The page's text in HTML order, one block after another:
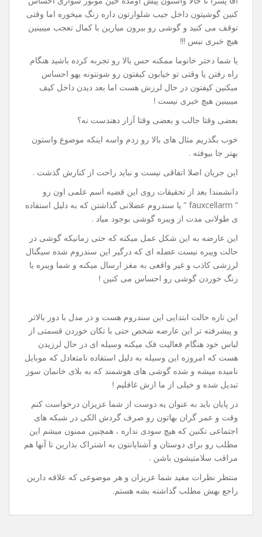
کنین گوشیتون داخل جیب شلوارتون داره زنگ میخوره اما وقتی
توقف می کنید و گوشی رو بیرون میارین با کمال تعجب میبینین
هیچ خبری نیس !!!
یا شما دختر خانوما ممکنه حس بالا رو تجربه کرده باشید هنگام
راه رفتن یا وقتی تو خیابون کیفتون رو شونتونه یهو احساس
میکنین کیفتون در حال لرزش هست اما بعد دیدن داخل کیف
میبینین هیچ خبری نیست !
بعضی وقتا جالب و بعضی وقتا آزار دهندست نه؟
خوب بگذریم مثال های بالا رو زدم واسه اینکه موضوع واستون
بهتر جا بیوفته .
این جریان اصلا اتفاقی نیست و نباید راحت از کنارش گذشت .
دانشمندا بعد از تحقیقات روی این قضیه اسم علمی اون رو
” fauxcellarm ” یا سندروم عضلانی گذاشتن که به دلیل استفاده
ی طولانی مدت از ویبره گوشی بوجود میاد .
این عارضه به این شکل عمل میکنه که حتی زمانیکه گوشی در
حالت ویبره نیست عضله ای که درگیر این سندروم شده سیگنال
لرزشی کاذب و غیر واقعی به مغز ارسال میکنه و شما ویبره یا
زنگ خوردن گوشی رو احساس می کنین !
این تازه حالت ابتدایی این سندروم هست و در مدل با دوز بالاتر
و پیشرفته تر این عارضه شخص حتی با تکان خوردن قسمتی از
لباس خود هنگام فعالیت فک میکنه وسیله ای در حال لرزیدن
هست که امروزه این وسیله به دلیل استفاده نامتعادل که موبایل
نامیده میشه و شده گوشی های هوشمند که به بلای خانمان سوز
تبدیل شده و خیلی از ما ازش غافلیم !
در پایان باید به عنوان یه دوست از شما عزیزان درخواست کنم
وقت و عمر گران بهاتون رو صرف گردش الکی در شبکه های
اجتماعی نکنین که هیچ سودی نداره ، همچنین ممنون میشم این
مطلب رو برای دوستان و آشنایانتون به اشتراک بذارین تا آنها هم
مراقب سلامتیشون باشن .
منتظر نظرات مفید شما عزیزان و هر موضوعی که علاقه دارین
راجع بهش مطلب گذاشته بشه هستم.